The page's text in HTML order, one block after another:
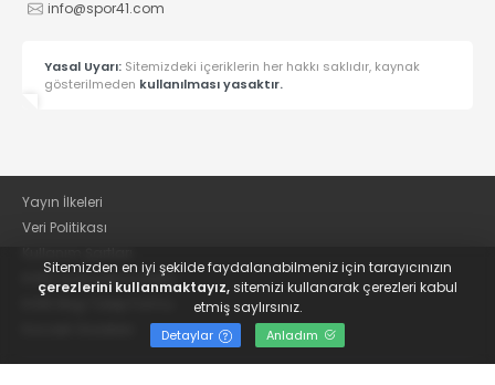
info@spor41.com
Yasal Uyarı: Sitemizdeki içeriklerin her hakkı saklıdır, kaynak
gösterilmeden kullanılması yasaktır.
Yayın İlkeleri
Veri Politikası
KVKK Aydınlatma Metni
Sitemizden en iyi şekilde faydalanabilmeniz için tarayıcınızın
çerezlerini kullanmaktayız,sitemizi kullanarak çerezleri kabul
etmiş saylırsınız.
Detaylar Anladım